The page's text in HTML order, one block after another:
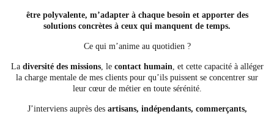
être polyvalente, m’adapter à chaque besoin et apporter des
solutions concrètes à ceux qui manquent de temps.
Ce qui m’anime au quotidien ?
La diversité des missions, le contact humain , et cette capacité à alléger
la charge mentale de mes clients pour qu’ils puissent se concentrer sur
leur cœur de métier en toute sérénité.
J’interviens auprès des artisans, indépendants, commerçants,